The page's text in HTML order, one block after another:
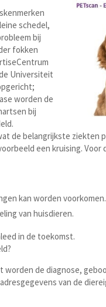
schedel,
bij
fokken
Universiteit
worden de
bij
de belangrijkste ziekten
een kruising.
kan worden voorkomen.
van huisdieren.
in de toekomst.
worden de diagnose,
van de